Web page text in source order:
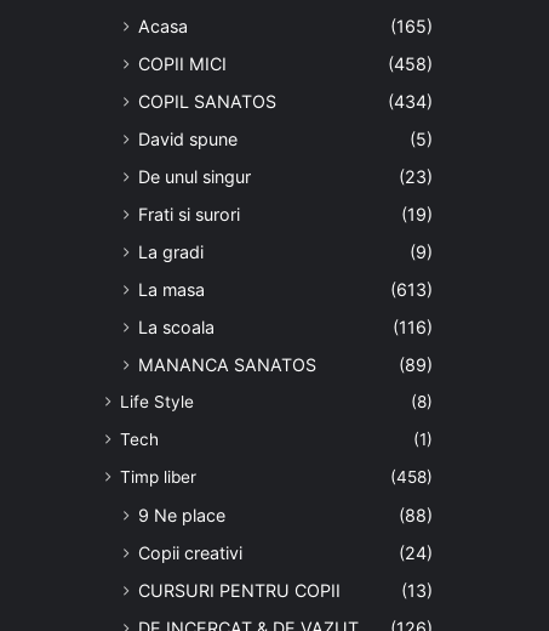
Acasa
(165)
COPII MICI
(458)
COPIL SANATOS
(434)
David spune
(5)
De unul singur
(23)
Frati si surori
(19)
La gradi
(9)
La masa
(613)
La scoala
(116)
MANANCA SANATOS
(89)
Life Style
(8)
Tech
(1)
Timp liber
(458)
9 Ne place
(88)
Copii creativi
(24)
CURSURI PENTRU COPII
(13)